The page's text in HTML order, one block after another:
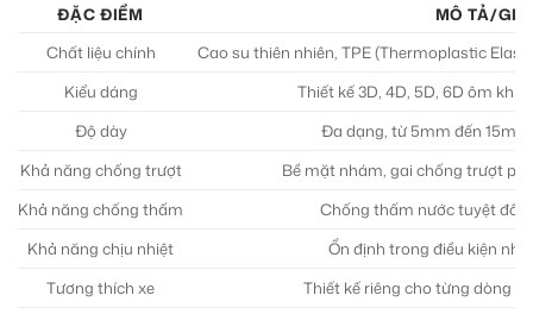
ĐẶC ĐIỂM
MÔ TẢ/GIÁ
Chất liệu chính
Cao su thiên nhiên, TPE (Thermoplastic
Kiểu dáng
Thiết kế 3D, 4D, 5D, 6D ôm
Độ dày
Đa dạng, từ 5mm đến
Khả năng chống trượt
Bề mặt nhám, gai chống trượt
Khả năng chống thấm
Chống thấm nước tuyệt đối
Khả năng chịu nhiệt
Ổn định trong điều kiện
Tương thích xe
Thiết kế riêng cho từng dòng